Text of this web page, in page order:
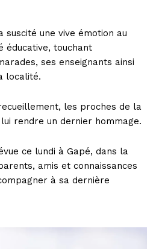
suscité une vive émotion au
éducative, touchant
ses enseignants ainsi
localité.
les proches de la
rendre un dernier hommage.
ce lundi à Gapé, dans la
amis et connaissances
à sa dernière